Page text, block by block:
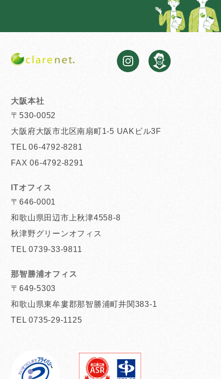
大阪本社
〒530-0052
大阪府大阪市北区南扇町1-5 UAKビル3F
TEL 06-4792-8281
FAX 06-4792-8291
ITオフィス
〒646-0001
和歌山県田辺市上秋津4558-8
秋津野グリーンオフィス
TEL 0739-33-9811
那智勝浦オフィス
〒649-5303
和歌山県東牟婁郡那智勝浦町井関383-1
TEL 0735-29-1125